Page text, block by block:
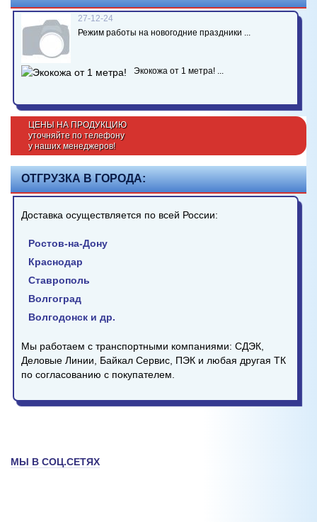
27-12-24
Режим работы на новогодние праздники ...
Экокожа от 1 метра! ...
ЦЕНЫ НА ПРОДУКЦИЮ
уточняйте по телефону
у наших менеджеров!
ОТГРУЗКА В ГОРОДА:
Доставка осуществляется по всей России:
Ростов-на-Дону
Краснодар
Ставрополь
Волгоград
Волгодонск и др.
Мы работаем с транспортными компаниями: СДЭК,
Деловые Линии, Байкал Сервис, ПЭК и любая другая ТК
по согласованию с покупателем.
МЫ В СОЦ.СЕТЯХ